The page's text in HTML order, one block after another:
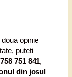
opinie
puteti
751 841,
din josul